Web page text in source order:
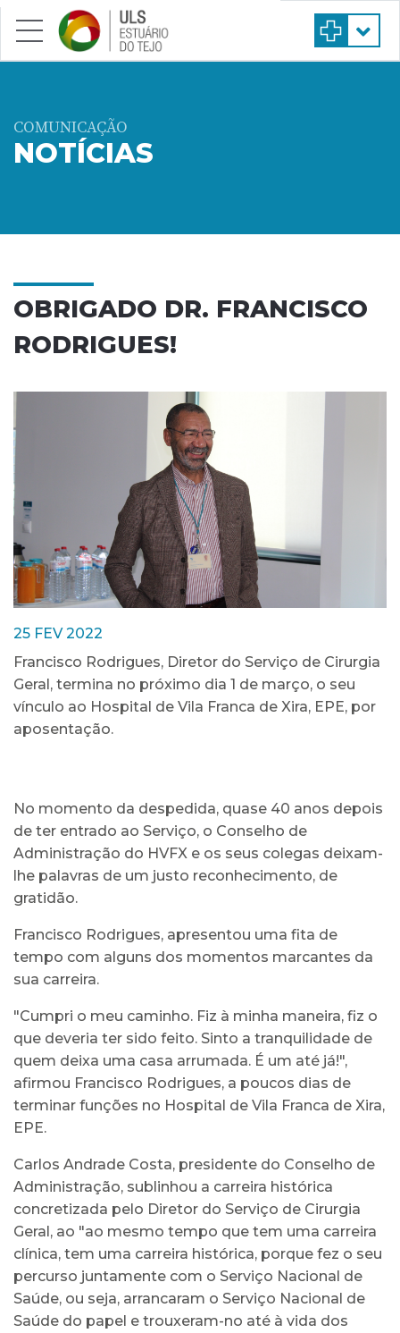
Saltar para conteúdo principal
COMUNICAÇÃO
NOTÍCIAS
OBRIGADO DR. FRANCISCO
RODRIGUES!
25 FEV 2022
Francisco Rodrigues, Diretor do Serviço de Cirurgia
Geral, termina no próximo dia 1 de março, o seu
vínculo ao Hospital de Vila Franca de Xira, EPE, por
aposentação.
No momento da despedida, quase 40 anos depois
de ter entrado ao Serviço, o Conselho de
Administração do HVFX e os seus colegas deixam-
lhe palavras de um justo reconhecimento, de
gratidão.
Francisco Rodrigues, apresentou uma fita de
tempo com alguns dos momentos marcantes da
sua carreira.
"Cumpri o meu caminho. Fiz à minha maneira, fiz o
que deveria ter sido feito. Sinto a tranquilidade de
quem deixa uma casa arrumada. É um até já!",
afirmou Francisco Rodrigues, a poucos dias de
terminar funções no Hospital de Vila Franca de Xira,
EPE.
Carlos Andrade Costa, presidente do Conselho de
Administração, sublinhou a carreira histórica
concretizada pelo Diretor do Serviço de Cirurgia
Geral, ao "ao mesmo tempo que tem uma carreira
clínica, tem uma carreira histórica, porque fez o seu
percurso juntamente com o Serviço Nacional de
Saúde, ou seja, arrancaram o Serviço Nacional de
Saúde do papel e trouxeram-no até à vida dos